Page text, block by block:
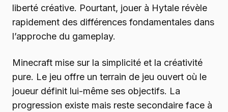
liberté créative. Pourtant, jouer à Hytale révèle
rapidement des différences fondamentales dans
l’approche du gameplay.
Minecraft mise sur la simplicité et la créativité
pure. Le jeu offre un terrain de jeu ouvert où le
joueur définit lui-même ses objectifs. La
progression existe mais reste secondaire face à